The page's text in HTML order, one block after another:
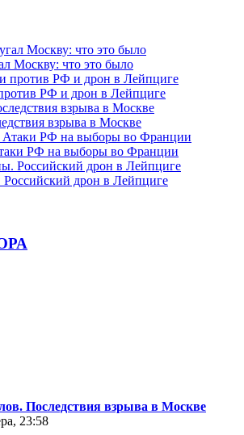
Москву: что это было
РФ и дрон в Лейпциге
взрыва в Москве
РФ на выборы во Франции
дрон в Лейпциге
Последствия взрыва в Москве
23:58